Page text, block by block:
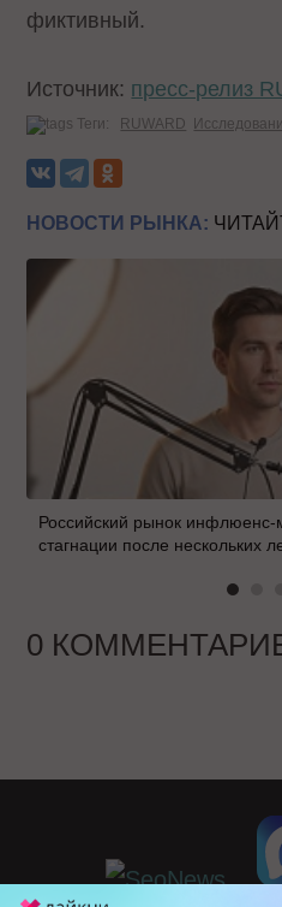
фиктивный.
Источник: пресс-релиз
Теги: RUWARD
НОВОСТИ РЫНКА:
Российский рынок инфлюенс-
стагнации после нескольких
0